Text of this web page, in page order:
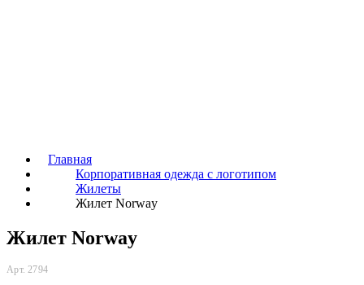
Главная
Корпоративная одежда с логотипом
Жилеты
Жилет Norway
Жилет Norway
Арт. 2794